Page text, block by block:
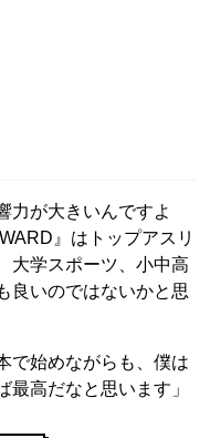
力が大きいんですよ
』はトップアスリ
大学スポーツ、小中高
良いのではないかと思
で始めながらも、僕は
高だなと思います」